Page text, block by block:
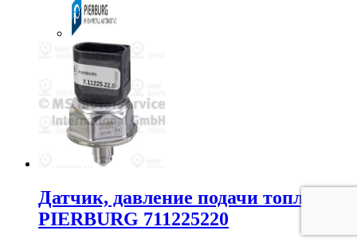
Датчик, давление подачи топлива
PIERBURG 711225220